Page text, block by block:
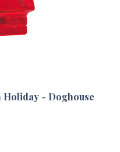
Holiday - Doghouse